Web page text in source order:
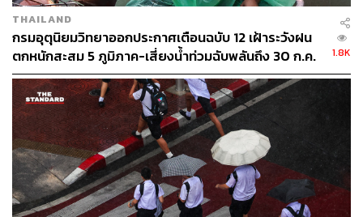
ภาคกลาง: จังหวัดนครสวรรค์ อุทัยธานี ชัยนาท สิงห์บุรี
อ่างทอง ลพบุรี สระบุรี สุพรรณบุรี พระนครศรีอยุธยา
กาญจนบุรี ราชบุรี นครปฐม สมุทรสาคร สมุทรสงคราม รวม
ทั้งกรุงเทพมหานครและปริมณฑล
ภาคตะวันออก: จังหวัดนครนายก ปราจีนบุรี สระแก้ว
ฉะเชิงเทรา ชลบุรี ระยอง จันทบุรี และตราด
ภาคใต้: จังหวัดเพชรบุรี ประจวบคีรีขันธ์ และชุมพร
จึงขอให้ประชาชนติดตามประกาศจากกรมอุตุนิยมวิทยา
THAILAND
กรมอุตุนิยมวิทยาออกประกาศเตือนฉบับ 12 เฝ้าระวังฝน
ตกหนักสะสม 5 ภูมิภาค-เสี่ยงน้ำท่วมฉับพลันถึง 30 ก.ค.
1.8K